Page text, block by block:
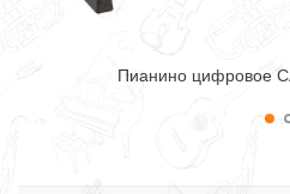
Пианино цифровое